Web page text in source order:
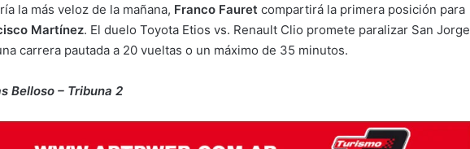
la más veloz de la mañana, Franco Fauret compartirá la primera posición para
Martínez. El duelo Toyota Etios vs. Renault Clio promete paralizar San Jorge
carrera pautada a 20 vueltas o un máximo de 35 minutos.
Belloso – Tribuna 2